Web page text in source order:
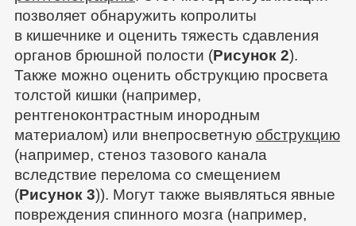
позволяет обнаружить копролиты
в кишечнике и оценить тяжесть сдавления
органов брюшной полости (Рисунок 2).
Также можно оценить обструкцию просвета
толстой кишки (например,
рентгеноконтрастным инородным
материалом) или внепросветную обструкцию
(например, стеноз тазового канала
вследствие перелома со смещением
(Рисунок 3)). Могут также выявляться явные
повреждения спинного мозга (например,